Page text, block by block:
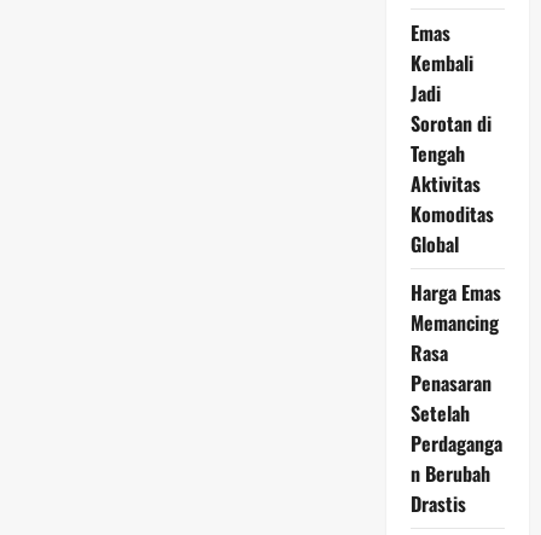
Emas
Kembali
Jadi
Sorotan di
Tengah
Aktivitas
Komoditas
Global
Harga Emas
Memancing
Rasa
Penasaran
Setelah
Perdaganga
n Berubah
Drastis